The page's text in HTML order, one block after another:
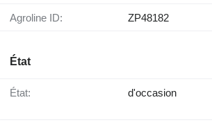
Agroline ID: ZP48182
État
État: d'occasion